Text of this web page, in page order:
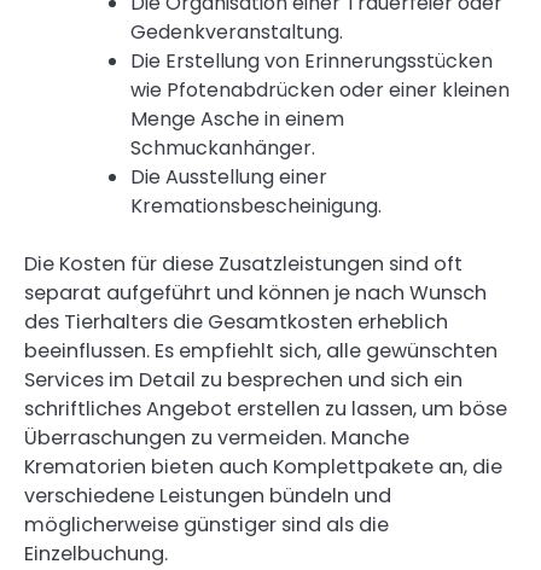
Gedenkveranstaltung.
Die Erstellung von Erinnerungsstücken
wie Pfotenabdrücken oder einer kleinen
Menge Asche in einem
Schmuckanhänger.
Die Ausstellung einer
Kremationsbescheinigung.
Die Kosten für diese Zusatzleistungen sind oft
separat aufgeführt und können je nach Wunsch
des Tierhalters die Gesamtkosten erheblich
beeinflussen. Es empfiehlt sich, alle gewünschten
Services im Detail zu besprechen und sich ein
schriftliches Angebot erstellen zu lassen, um böse
Überraschungen zu vermeiden. Manche
Krematorien bieten auch Komplettpakete an, die
verschiedene Leistungen bündeln und
möglicherweise günstiger sind als die
Einzelbuchung.